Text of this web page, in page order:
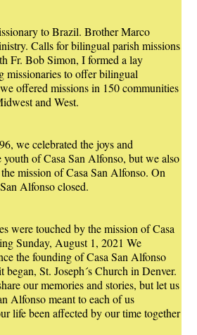
to Brazil. Brother Marco
Calls for bilingual parish missions
Fr. Bob Simon, I formed a lay
missionaries to offer bilingual
offered missions in 150 communities
and West.
we celebrated the joys and
youth of Casa San Alfonso, but we also
mission of Casa San Alfonso. On
Alfonso closed.
were touched by the mission of Casa
Sunday, August 1, 2021 We
the founding of Casa San Alfonso
St. Joseph´s Church in Denver.
our memories and stories, but let us
Alfonso meant to each of us
life been affected by our time together